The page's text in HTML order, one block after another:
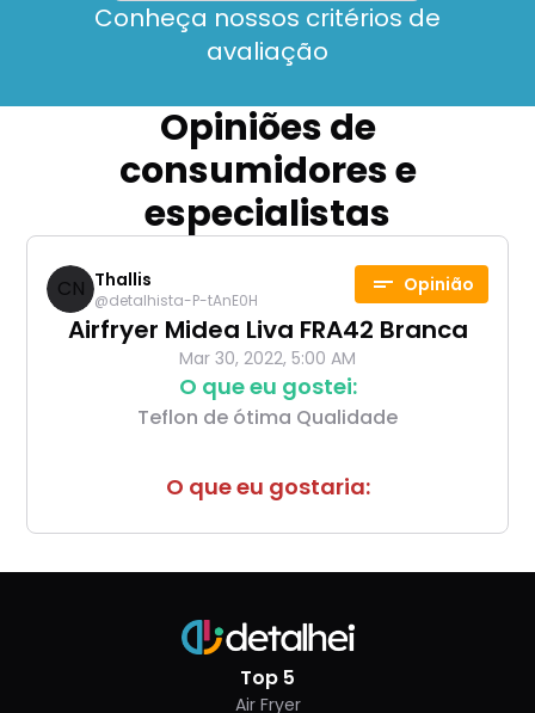
Conheça nossos critérios de
avaliação
Opiniões de
consumidores e
especialistas
CN Thallis
@detalhista-P-tAnE0H
Opinião
Airfryer Midea Liva FRA42 Branca
Mar 30, 2022, 5:00 AM
O que eu gostei:
Teflon de ótima Qualidade
O que eu gostaria:
Top 5
Air Fryer